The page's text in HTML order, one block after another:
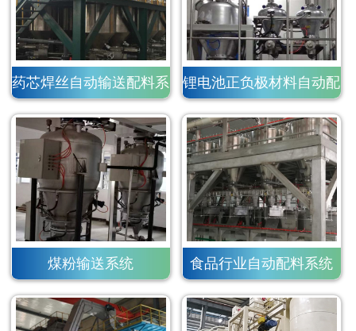
药芯焊丝自动输送配料系
统
锂电池正负极材料自动配
料系统
煤粉输送系统 食品行业自动配料系统